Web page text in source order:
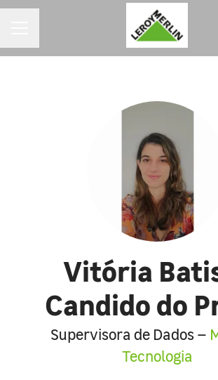
Vitória
Candido do
Supervisora de Dados –
Tecnologia